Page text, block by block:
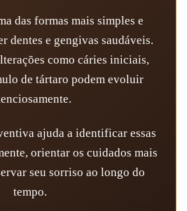
das formas mais simples e
dentes e gengivas saudáveis.
como cáries iniciais,
de tártaro podem evoluir
ajuda a identificar essas
orientar os cuidados mais
seu sorriso ao longo do
tempo.